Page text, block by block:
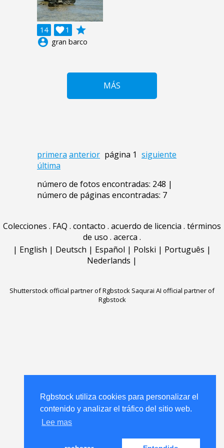
Rgbstock utiliza cookies para personalizar el
contenido y analizar el tráfico del sitio web.
Lee mas
14 1

grade
account_circle gran barco
MÁS
primera anterior página 1 siguiente
última
número de fotos encontradas: 248 |
número de páginas encontradas: 7
Colecciones . FAQ . contacto . acuerdo de licencia . términos
de uso . acerca .
| English | Deutsch | Español | Polski | Português |
Nederlands |
Shutterstock official partner of Rgbstock Saqurai AI official partner of
Rgbstock